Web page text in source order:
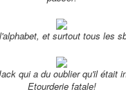
et surtout tous les
qui a du oublier qu'il était
Etourderie fatale!